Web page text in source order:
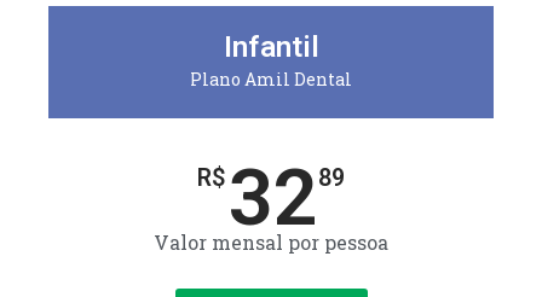
Infantil
Plano Amil Dental
R$ 3289
Valor mensal por pessoa